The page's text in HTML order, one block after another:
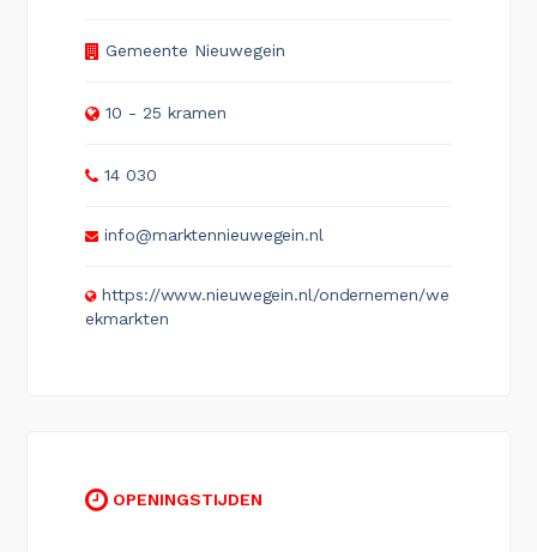
Gemeente Nieuwegein
10 - 25 kramen
14 030
info@marktennieuwegein.nl
https://www.nieuwegein.nl/ondernemen/we
ekmarkten
OPENINGSTIJDEN